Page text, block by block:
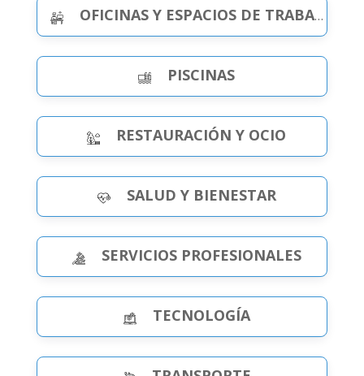
OFICINAS Y ESPACIOS DE TRABAJO
PISCINAS
RESTAURACIÓN Y OCIO
SALUD Y BIENESTAR
SERVICIOS PROFESIONALES
TECNOLOGÍA